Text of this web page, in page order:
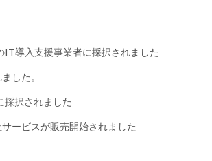
IT導入支援事業者に採択されました
した。
択されました
ービスが販売開始されました